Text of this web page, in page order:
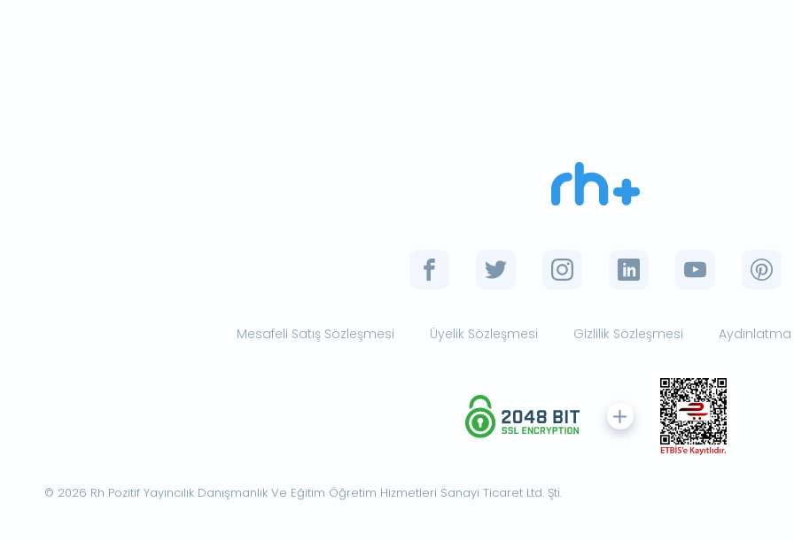
Mesafeli Satış Sözleşmesi Üyelik Sözleşmesi Gizlilik Sözleşmesi
© 2026 Rh Pozitif Yayıncılık Danışmanlık Ve Eğitim Öğretim Hizmetleri Sanayi Ticaret Ltd. Şti.